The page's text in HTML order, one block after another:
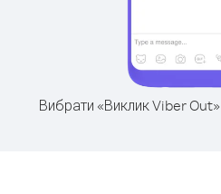
Вибрати «Виклик Viber